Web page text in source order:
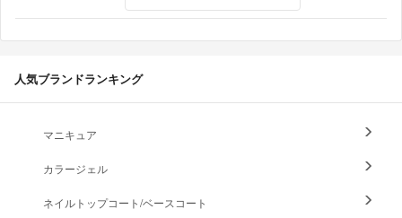
人気ブランドランキング
マニキュア
カラージェル
ネイルトップコート/ベースコート